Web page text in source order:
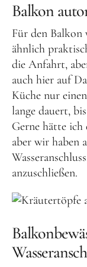
Balkon
Für den Balkon
ähnlich
die Anfahrt,
auch hier auf
Küche nur
lange dauert,
Gerne hätte
aber wir haben
anzuschließen.